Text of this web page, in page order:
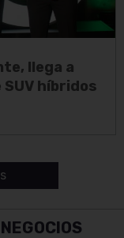
llega a
SUV híbridos